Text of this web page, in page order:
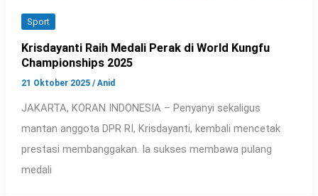
Sport
Krisdayanti Raih Medali Perak di World Kungfu
Championships 2025
21 Oktober 2025 /Anid
JAKARTA, KORAN INDONESIA – Penyanyi sekaligus
mantan anggota DPR RI, Krisdayanti, kembali mencetak
prestasi membanggakan. Ia sukses membawa pulang
medali